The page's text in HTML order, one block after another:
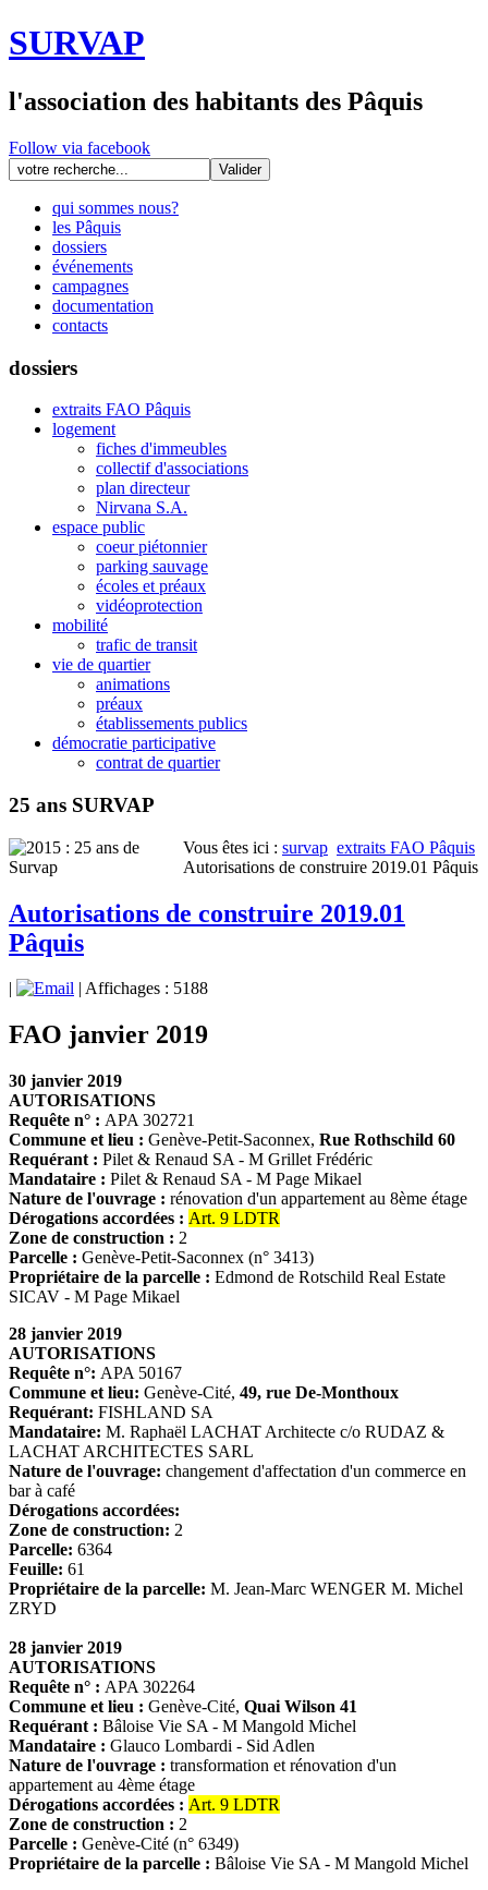
SURVAP
l'association des habitants des Pâquis
Follow via facebook
qui sommes nous?
les Pâquis
dossiers
événements
campagnes
documentation
contacts
dossiers
extraits FAO Pâquis
logement
fiches d'immeubles
collectif d'associations
plan directeur
Nirvana S.A.
espace public
coeur piétonnier
parking sauvage
écoles et préaux
vidéoprotection
mobilité
trafic de transit
vie de quartier
animations
préaux
établissements publics
démocratie participative
contrat de quartier
25 ans SURVAP
Vous êtes ici : survap extraits FAO Pâquis
Autorisations de construire 2019.01 Pâquis
Autorisations de construire 2019.01
Pâquis
| Affichages : 5188
FAO janvier 2019
30 janvier 2019
AUTORISATIONS
Requête n° : APA 302721
Commune et lieu : Genève-Petit-Saconnex, Rue Rothschild 60
Requérant : Pilet & Renaud SA - M Grillet Frédéric
Mandataire : Pilet & Renaud SA - M Page Mikael
Nature de l'ouvrage : rénovation d'un appartement au 8ème étage
Dérogations accordées : Art. 9 LDTR
Zone de construction : 2
Parcelle : Genève-Petit-Saconnex (n° 3413)
Propriétaire de la parcelle : Edmond de Rotschild Real Estate
SICAV - M Page Mikael
28 janvier 2019
AUTORISATIONS
Requête n°: APA 50167
Commune et lieu: Genève-Cité, 49, rue De-Monthoux
Requérant: FISHLAND SA
Mandataire: M. Raphaël LACHAT Architecte c/o RUDAZ &
LACHAT ARCHITECTES SARL
Nature de l'ouvrage: changement d'affectation d'un commerce en
bar à café
Dérogations accordées:
Zone de construction: 2
Parcelle: 6364
Feuille: 61
Propriétaire de la parcelle: M. Jean-Marc WENGER M. Michel
ZRYD
28 janvier 2019
AUTORISATIONS
Requête n° : APA 302264
Commune et lieu : Genève-Cité, Quai Wilson 41
Requérant : Bâloise Vie SA - M Mangold Michel
Mandataire : Glauco Lombardi - Sid Adlen
Nature de l'ouvrage : transformation et rénovation d'un
appartement au 4ème étage
Dérogations accordées : Art. 9 LDTR
Zone de construction : 2
Parcelle : Genève-Cité (n° 6349)
Propriétaire de la parcelle : Bâloise Vie SA - M Mangold Michel